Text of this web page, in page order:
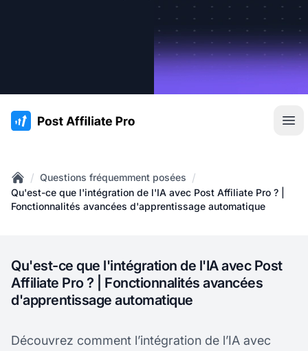
:site.title
Home
/ Questions fréquemment posées /
Qu'est-ce que l'intégration de l'IA avec Post Affiliate Pro ? |
Fonctionnalités avancées d'apprentissage automatique
Qu'est-ce que l'intégration de l'IA avec Post
Affiliate Pro ? | Fonctionnalités avancées
d'apprentissage automatique
Découvrez comment l’intégration de l’IA avec